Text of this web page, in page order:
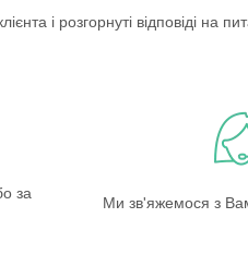
і розгорнуті відповіді на
за
Ми зв'яжемося з